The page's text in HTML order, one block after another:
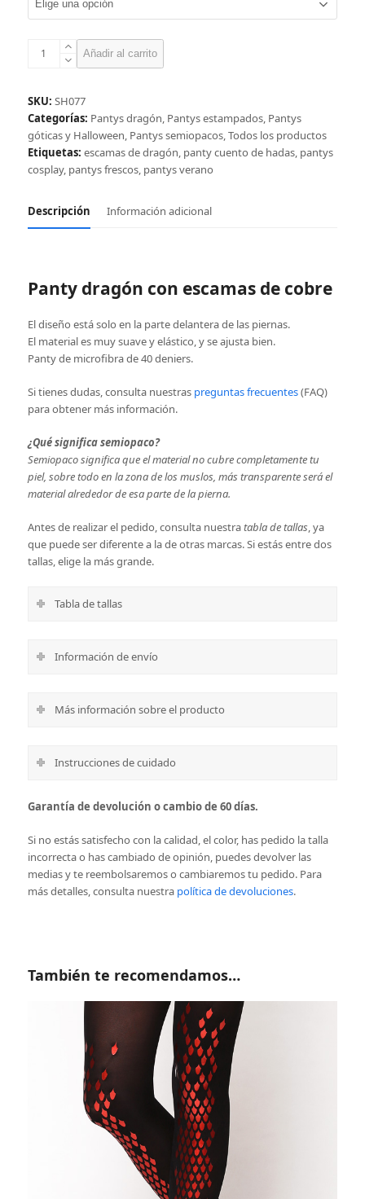
Panty
cobre
cantidad
Añadir al carrito
SKU: SH077
Categorías: Pantys dragón, Pantys estampados, Pantys
góticas y Halloween, Pantys semiopacos,Todos los productos
Etiquetas: escamas de dragón, panty cuento de hadas, pantys
cosplay, pantys frescos, pantys verano
Descripción Información adicional
Panty dragón con escamas de cobre
El diseño está solo en la parte delantera de las piernas.
El material es muy suave y elástico, y se ajusta bien.
Panty de microfibra de 40 deniers.
Si tienes dudas, consulta nuestras preguntas frecuentes(FAQ)
para obtener más información.
¿Qué significa semiopaco?
Semiopaco significa que el material no cubre completamente tu
piel, sobre todo en la zona de los muslos, más transparente será el
material alrededor de esa parte de la pierna.
Antes de realizar el pedido, consulta nuestratabla de tallas, ya
que puede ser diferente a la de otras marcas. Si estás entre dos
tallas, elige la más grande.
Tabla de tallas
Información de envío
Más información sobre el producto
Instrucciones de cuidado
Garantía de devolución o cambio de 60 días.
Si no estás satisfecho con la calidad, el color, has pedido la talla
incorrecta o has cambiado de opinión, puedes devolver las
medias y te reembolsaremos o cambiaremos tu pedido. Para
más detalles, consulta nuestra política de devoluciones.
También te recomendamos…